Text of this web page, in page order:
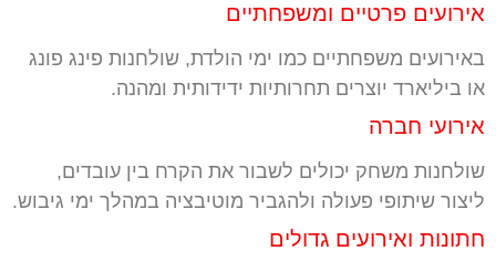
אירועים פרטיים ומשפחתיים
באירועים משפחתיים כמו ימי הולדת, שולחנות פינג פונג
או ביליארד יוצרים תחרותיות ידידותית ומהנה.
אירועי חברה
שולחנות משחק יכולים לשבור את הקרח בין עובדים,
ליצור שיתופי פעולה ולהגביר מוטיבציה במהלך ימי גיבוש.
חתונות ואירועים גדולים